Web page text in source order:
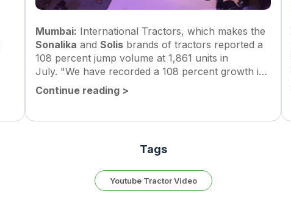
Mumbai: International Tractors, which makes the
Sonalika and Solis brands of tractors reported a
108 percent jump volume at 1,861 units in
July. "We have recorded a 108 percent growth in
our July volume by billing 1,861 tractors against...
Continue reading >
Tags
Youtube Tractor Video